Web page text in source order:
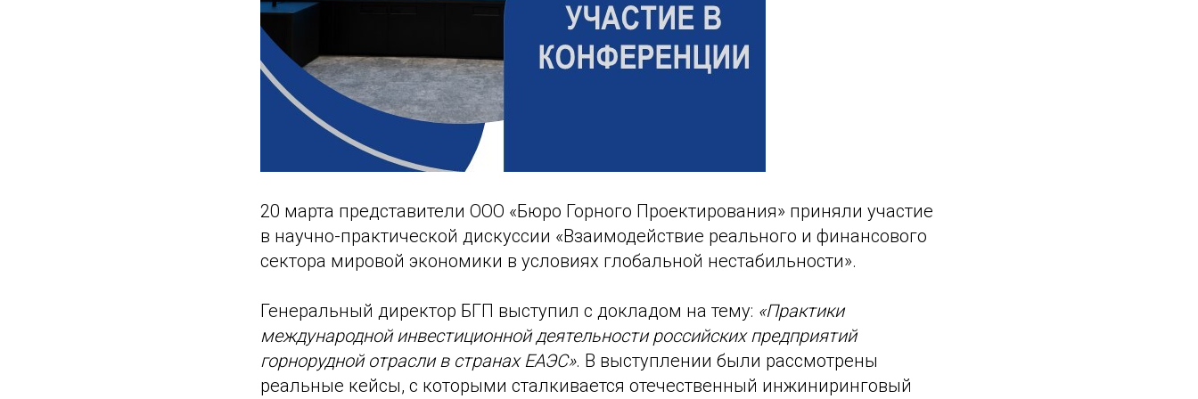
20 марта представители ООО «Бюро Горного Проектирования» приняли участие
в научно-практической дискуссии «Взаимодействие реального и финансового
сектора мировой экономики в условиях глобальной нестабильности».
Генеральный директор БГП выступил с докладом на тему: «Практики
международной инвестиционной деятельности российских предприятий
горнорудной отрасли в странах ЕАЭС». В выступлении были рассмотрены
реальные кейсы, с которыми сталкивается отечественный инжиниринговый